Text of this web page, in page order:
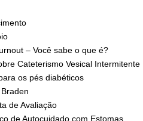
– Você sabe o que é?
Cateterismo Vesical Intermitente
os pés diabéticos
de Avaliação
de Autocuidado com Estomas